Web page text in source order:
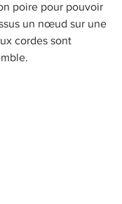
poire pour pouvoir
un nœud sur une
cordes sont